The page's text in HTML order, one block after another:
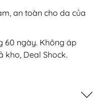
an toàn cho da của
60 ngày. Không áp
kho, Deal Shock.